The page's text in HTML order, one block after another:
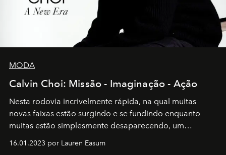
MODA
Calvin Choi: Missão - Imaginação - Ação
Nesta rodovia incrivelmente rápida, na qual muitas
novas faixas estão surgindo e se fundindo enquanto
muitas estão simplesmente desaparecendo, um
transportador AMTD abrindo caminho para muitos
16.01.2023 por Lauren Easum